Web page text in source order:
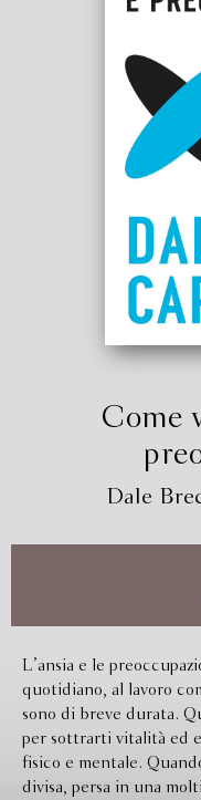
Come
Dale
L’ansia e le
quotidiano, al lavoro
sono di breve durata.
per sottrarti vitalità ed
fisico e mentale.
divisa, persa in una